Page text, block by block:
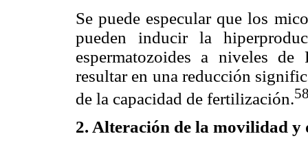
Se puede especular que los
pueden inducir la
espermatozoides a niveles
resultar en una reducción
de la capacidad de fertilización.
2. Alteración de la movilidad y